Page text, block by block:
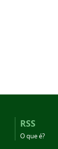
RSS
O que é?